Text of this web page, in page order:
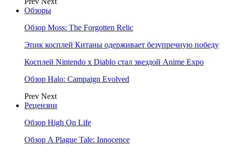
Обзоры
Обзор Moss: The Forgotten Relic
Эпик косплей Китаны одерживает безупречную победу
Косплей Nintendo x Diablo стал звездой Anime Expo
Обзор Halo: Campaign Evolved
Prev Next
Рецензии
Обзор High On Life
Обзор A Plague Tale: Innocence